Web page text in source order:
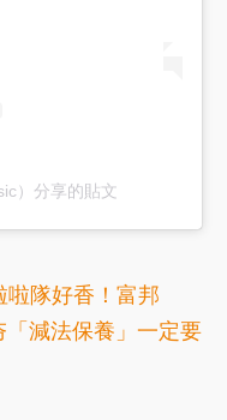
）分享的貼文
啦隊好香！富邦
減法保養」一定要